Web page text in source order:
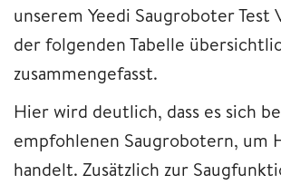
unserem Yeedi Saugroboter Test
der folgenden Tabelle
zusammengefasst.
Hier wird deutlich, dass es sich
empfohlenen Saugrobotern, um
handelt. Zusätzlich zur